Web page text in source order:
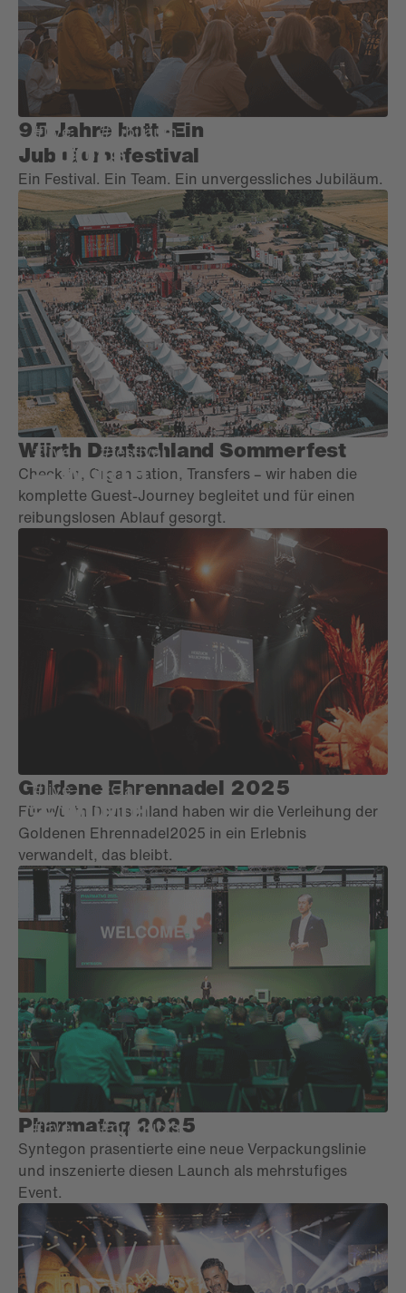
#live #jubiläum
95 Jahre bott​ -Ein
Jubiläumsfestival
Ein Festival. ​Ein Team. Ein unvergessliches Jubiläum.
#live #festival
Würth Deutschland Sommerfest
Check-in, Organisation, Transfers – wir haben die
komplette Guest-Journey begleitet und für einen
reibungslosen Ablauf gesorgt.
#live #Gala
Goldene Ehrennadel 2025
Für Würth Deutschland haben wir die Verleihung der
Goldenen Ehrennadel2025 in ein Erlebnis
verwandelt, das bleibt.
SYNTEGON
#live #products
Pharmatag 2025
Syntegon präsentierte eine neue Verpackungslinie
und inszenierte diesen Launch als mehrstufiges
Event.